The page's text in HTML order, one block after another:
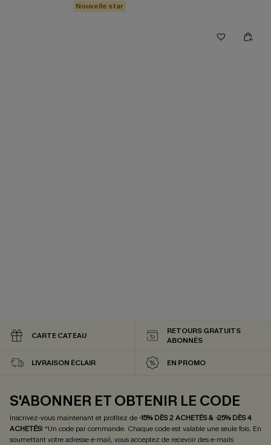
Nouvelle star
CARTE CATEAU
RETOURS GRATUITS
ABONNÉS
LIVRAISON ÉCLAIR EN PROMO
S'ABONNER ET OBTENIR LE CODE
Inscrivez-vous maintenant et profitez de-15% DÈS 2 ACHETÉS & -25% DÈS 4
ACHETÉS! *Un code par commande. Chaque code est valable une seule fois. En
soumettant votre adresse e-mail, vous acceptez de recevoir des e-mails